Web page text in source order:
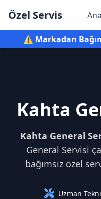
Özel Servis
⚠️ Markadan
Kahta
Kahta General
General Servisi
bağımsız özel
Uzman